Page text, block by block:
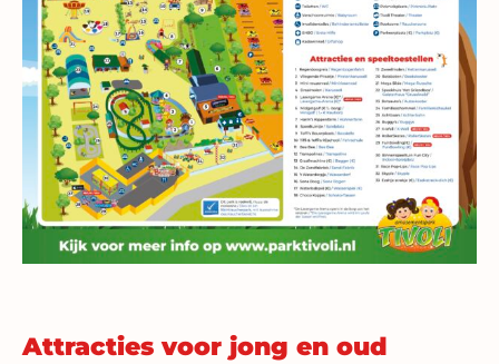
Attracties voor jong en oud